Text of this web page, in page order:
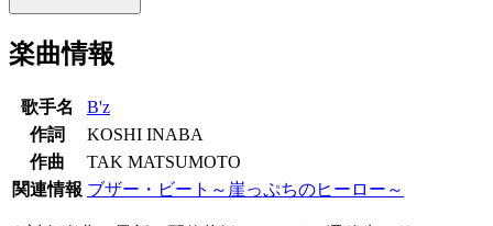
楽曲情報
歌手名
B'z
作詞
KOSHI INABA
作曲
TAK MATSUMOTO
関連情報 ブザー・ビート～崖っぷちのヒーロー～